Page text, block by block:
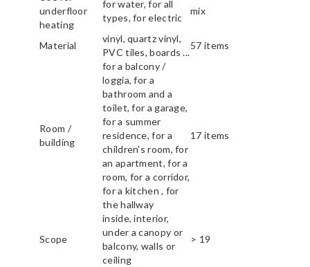
underfloor
heating
for water, for all
types, for electric
mix
Material
vinyl, quartz vinyl,
PVC tiles, boards ...
57 items
Room /
building
for a balcony /
loggia, for a
bathroom and a
toilet, for a garage,
for a summer
residence, for a
children's room, for
an apartment, for a
room, for a corridor,
for a kitchen , for
the hallway
17 items
Scope
inside, interior,
under a canopy or
balcony, walls or
ceiling
> 19